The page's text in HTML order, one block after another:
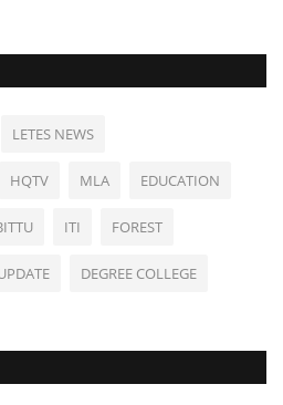
LETES NEWS
HQTV MLA EDUCATION
ITI FOREST
DEGREE COLLEGE